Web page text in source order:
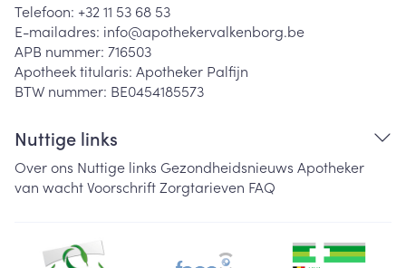
Telefoon: +32 11 53 68 53
E-mailadres: info@apothekervalkenborg.be
APB nummer: 716503
Apotheek titularis: Apotheker Palfijn
BTW nummer: BE0454185573
Nuttige links
Over ons Nuttige links Gezondheidsnieuws Apotheker
van wachtVoorschriftZorgtarieven FAQ